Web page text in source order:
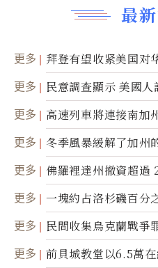
最
更多 拜登有望收紧美国对
更多 民意調查顯示 美國
更多 高速列車將連接南加
更多 冬季風暴緩解了加州
更多
佛羅裡達州撤資超過 20 億 貝萊德的
質疑
更多 一塊約占洛杉磯百分
更多 民間收集烏克蘭戰爭
更多 前貝城教堂以6.5萬